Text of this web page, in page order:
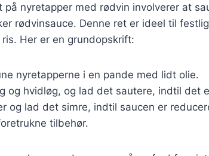
på nyretapper med rødvin involverer at
rødvinsauce. Denne ret er ideel til
Her er en grundopskrift:
nyretapperne i en pande med lidt olie.
og hvidløg, og lad det sautere, indtil det
og lad det simre, indtil saucen er
tilbehør.